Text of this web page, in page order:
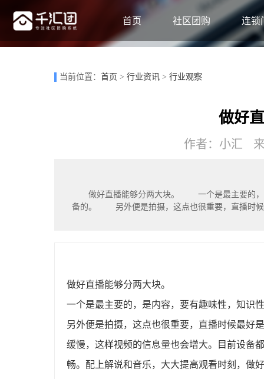
首页 社区团购 连锁
当前位置： 首页 > 行业资讯> 行业观察
做好
作者：小汇
做好直播能够分两大块。 一个是最主要的，
备的。 另外便是拍摄，这点也很重要，直播时候
做好直播能够分两大块。
一个是最主要的，是内容，要有趣味性，知识
另外便是拍摄，这点也很重要，直播时候最好
缓慢，这样视频的信息量也会增大。目前设备
畅。配上解说和音乐，大大提高观看时刻，做